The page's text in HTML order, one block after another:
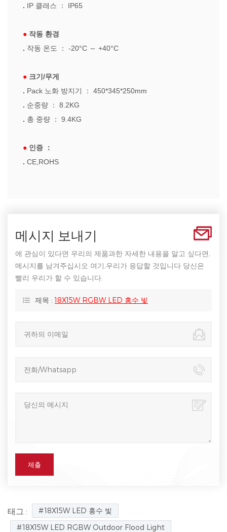
. IP 클래스 ： IP65
● 작동 환경
. 작동 온도 ： -20°C ～ +40°C
● 크기/무게
. Pack 노화 방지기 ：
450*345*250mm
. 순중량 ：
8.2KG
. 총 중량 ： 9.4KG
● 인증 ：
. CE,ROHS
메시지 보내기
에 관심이 있다면 우리의 제품과한 자세한 내용을 알고 싶다면,
메시지를 남겨주십시오 여기,우리가 응답할 것입니다 당신은
빨리 우리가 할 수 있습니다.
제목 :18X15W RGBW LED 홍수 빛
태그 :
18X15W LED 홍수 빛
18X15W LED RGBW Outdoor Flood Light